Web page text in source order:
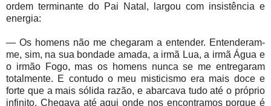
ordem terminante do Pai Natal, largou com insistência e
energia:
— Os homens não me chegaram a entender. Entenderam-
me, sim, na sua bondade amada, a irmã Lua, a irmã Água e
o irmão Fogo, mas os homens nunca se me entregaram
totalmente. E contudo o meu misticismo era mais doce e
forte que a mais sólida razão, e abarcava tudo até o próprio
infinito. Chegava até aqui onde nos encontramos porque é